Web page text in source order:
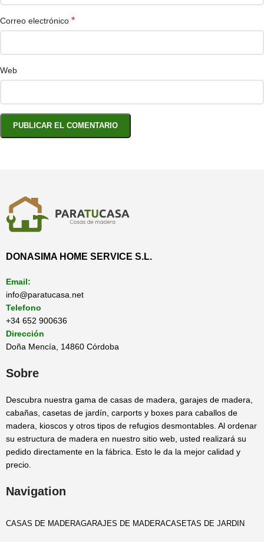
Correo electrónico *
Web
DONASIMA HOME SERVICE S.L.
Email:
info@paratucasa.net
Telefono
+34 652 900636
Dirección
Doña Mencía, 14860 Córdoba
Sobre
Descubra nuestra gama de casas de madera, garajes de madera,
cabañas, casetas de jardín, carports y boxes para caballos de
madera, kioscos y otros tipos de refugios desmontables. Al ordenar
su estructura de madera en nuestro sitio web, usted realizará su
pedido directamente en la fábrica. Esto le da la mejor calidad y
precio.
Navigation
CASAS DE MADERAGARAJES DE MADERACASETAS DE JARDIN